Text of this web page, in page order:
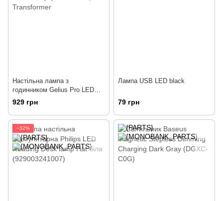
Настільна лампа з
годинником Gelius Pro LED
Desk Lamp (GP-LTL003)
Transformer
929 грн
Лампа USB LED black
79 грн
−32%